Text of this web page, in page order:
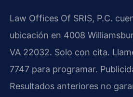
Law Offices Of SRIS, P.C.
ubicación en 4008
VA 22032. Solo con cita.
7747 para programar.
Resultados anteriores no